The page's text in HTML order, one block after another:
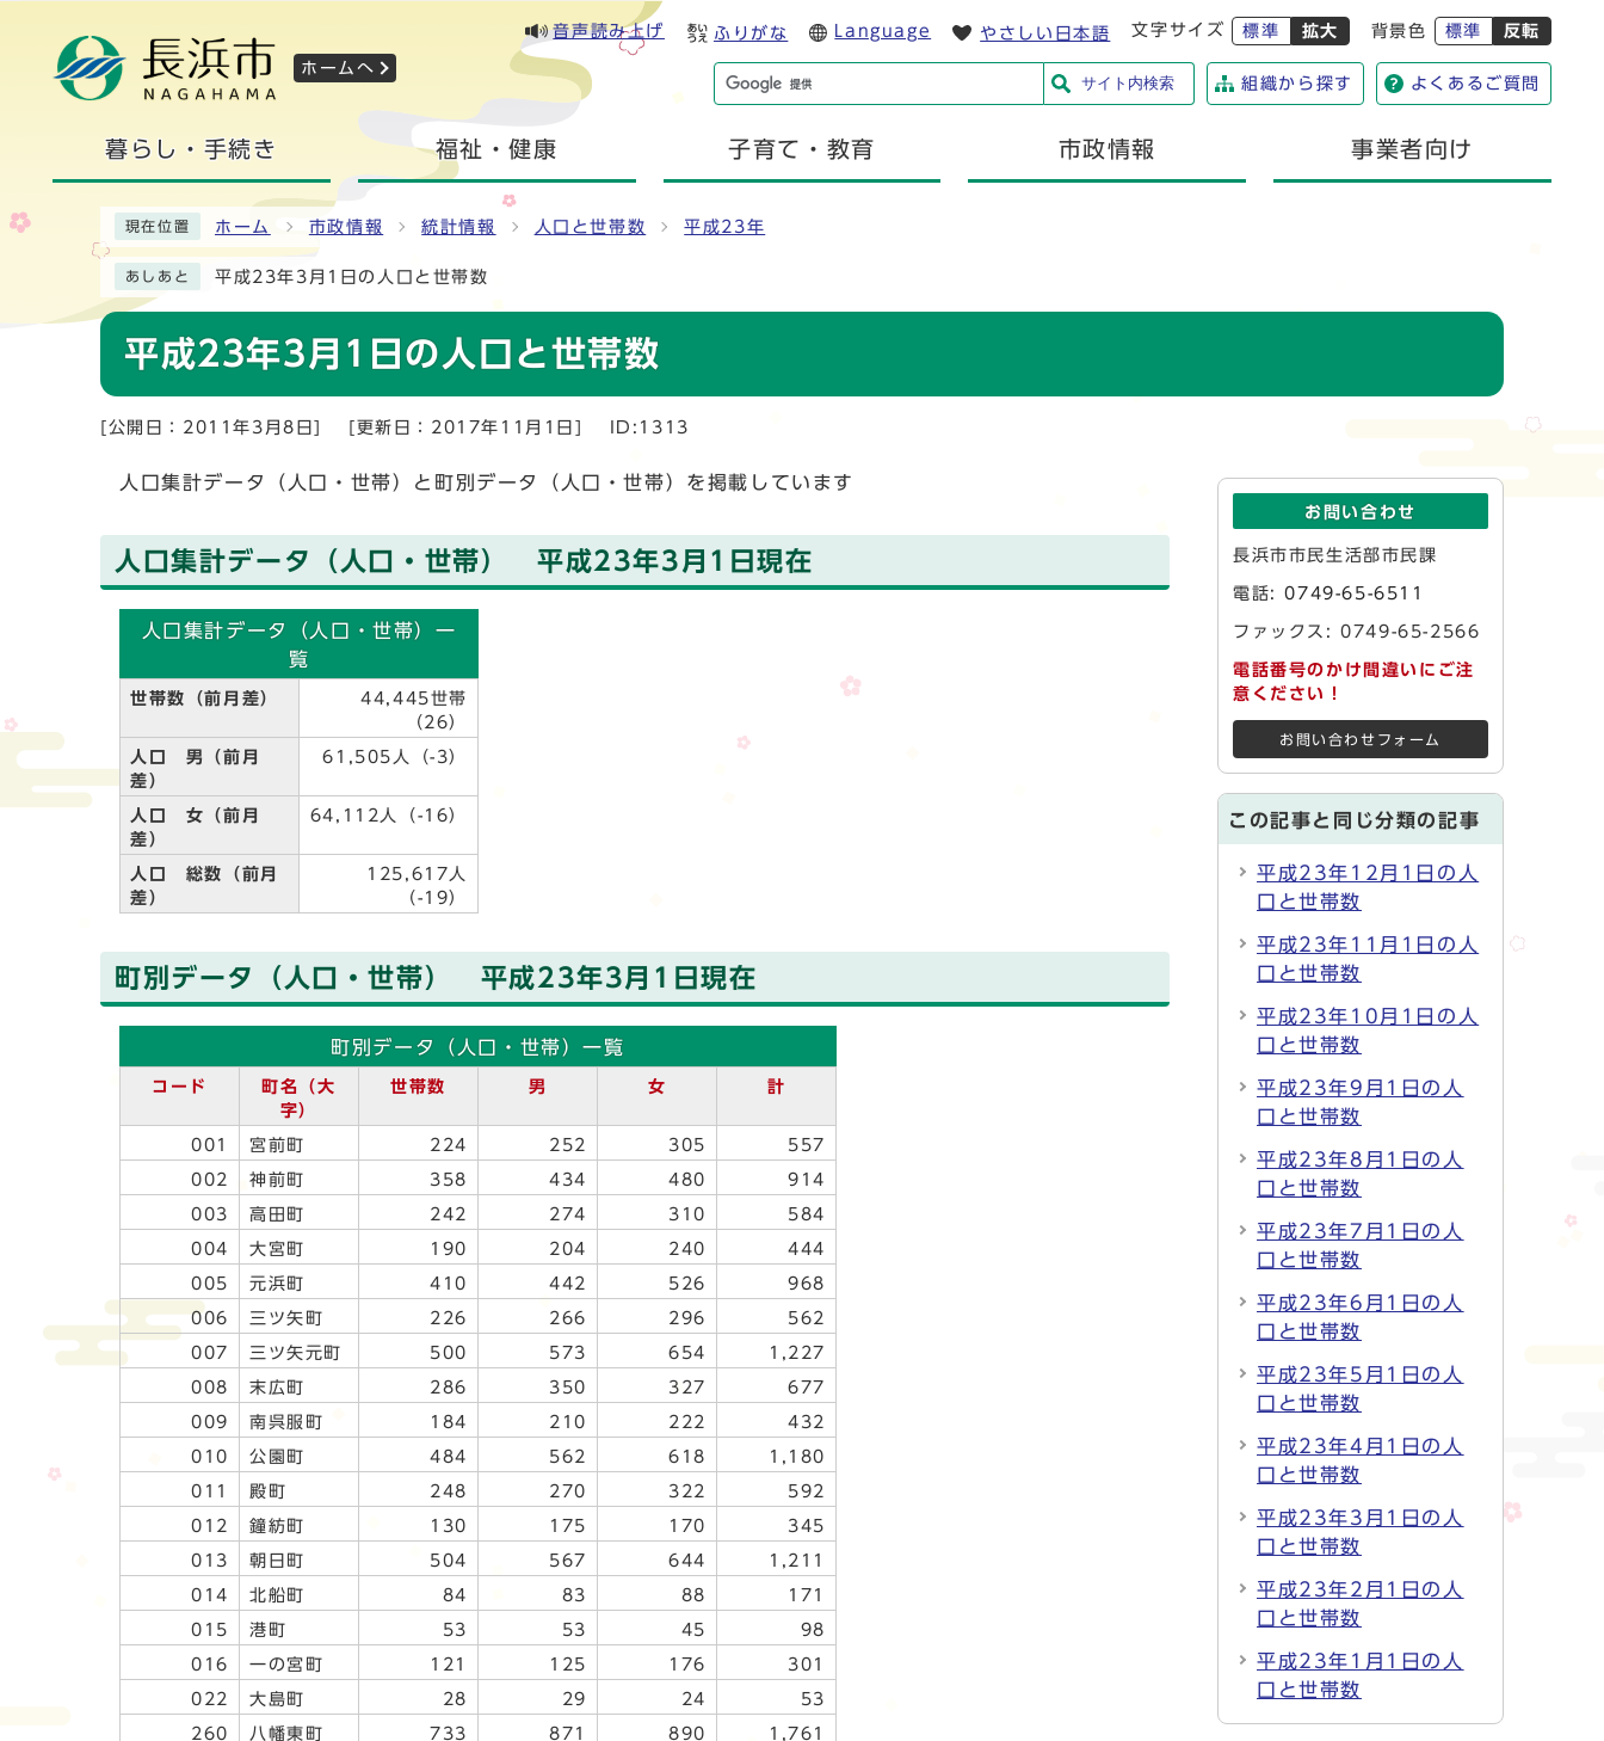
ホームへ
音声読み上げ ふりがな Language やさしい日本語 文字サイズ 標準 拡大 背景色 標準 反転
サイト内検索 組織から探す よくあるご質問
暮らし・手続き 福祉・健康 子育て・教育 市政情報 事業者向け
現在位置 ホーム 市政情報 統計情報 人口と世帯数 平成23年
あしあと 平成23年3月1日の人口と世帯数
平成23年3月1日の人口と世帯数
[公開日：2011年3月8日] [更新日：2017年11月1日] ID:1313
人口集計データ（人口・世帯）と町別データ（人口・世帯）を掲載しています
人口集計データ（人口・世帯） 平成23年3月1日現在
人口集計データ（人口・世帯）一
覧
世帯数（前月差）
44,445世帯
（26）
人口 男（前月
差）
61,505人（-3）
人口 女（前月
差）
64,112人（-16）
人口 総数（前月
差）
125,617人
（-19）
町別データ（人口・世帯） 平成23年3月1日現在
町別データ（人口・世帯）一覧
コード
町名（大
字）
世帯数 男 女 計
001 宮前町 224 252 305 557
002 神前町 358 434 480 914
003 高田町 242 274 310 584
004 大宮町 190 204 240 444
005 元浜町 410 442 526 968
006 三ツ矢町 226 266 296 562
007 三ツ矢元町 500 573 654 1,227
008 末広町 286 350 327 677
009 南呉服町 184 210 222 432
010 公園町 484 562 618 1,180
011 殿町 248 270 322 592
012 鐘紡町 130 175 170 345
013 朝日町 504 567 644 1,211
014 北船町 84 83 88 171
015 港町 53 53 45 98
016 一の宮町 121 125 176 301
022 大島町 28 29 24 53
260 八幡東町 733 871 890 1,761
お問い合わせ
長浜市市民生活部市民課
電話:0749-65-6511
ファックス: 0749-65-2566
電話番号のかけ間違いにご注
意ください！
お問い合わせフォーム
この記事と同じ分類の記事
平成23年12月1日の人
口と世帯数
平成23年11月1日の人
口と世帯数
平成23年10月1日の人
口と世帯数
平成23年9月1日の人
口と世帯数
平成23年8月1日の人
口と世帯数
平成23年7月1日の人
口と世帯数
平成23年6月1日の人
口と世帯数
平成23年5月1日の人
口と世帯数
平成23年4月1日の人
口と世帯数
平成23年3月1日の人
口と世帯数
平成23年2月1日の人
口と世帯数
平成23年1月1日の人
口と世帯数